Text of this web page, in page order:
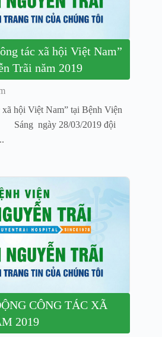
tác xã hội Việt Nam”
Trãi năm 2019
hội Việt Nam” tại Bệnh Viện
ngày 28/03/2019 đội
CÔNG TÁC XÃ
2019